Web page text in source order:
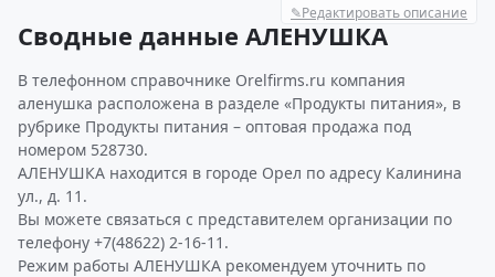
✎Редактировать описание
Сводные данные АЛЕНУШКА
В телефонном справочнике Orelfirms.ru компания
аленушка расположена в разделе «Продукты питания», в
рубрике Продукты питания – оптовая продажа под
номером 528730.
АЛЕНУШКА находится в городе Орел по адресу Калинина
ул., д. 11.
Вы можете связаться с представителем организации по
телефону +7(48622) 2-16-11.
Режим работы АЛЕНУШКА рекомендуем уточнить по